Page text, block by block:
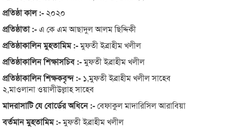
প্রতিষ্ঠা কাল :- ২০২০
প্রতিষ্ঠাতা :-এ কে এম আছাদুল আলম ছিদ্দিকী
প্রতিষ্ঠাকালিন মুহতামিম :-মুফতী ইব্রাহীম খলীল
প্রতিষ্ঠাকালিন শিক্ষাসচিব :-মুফতী ইব্রাহীম খলীল
প্রতিষ্ঠাকালিন শিক্ষকবৃন্দ :- ১,মুফতী ইব্রাহীম খলীল সাহেব
২,মাওলানা ওয়ালীউল্লাহ সাহেব
মাদরাসাটি যে বোর্ডের অধিনে :-বেফাকুল মাদারিসিল আরাবিয়া
বর্তমান মুহতামিম :-মুফতী ইব্রাহীম খলীল